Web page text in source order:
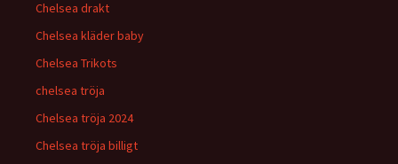
Chelsea drakt
Chelsea kläder baby
Chelsea Trikots
chelsea tröja
Chelsea tröja 2024
Chelsea tröja billigt